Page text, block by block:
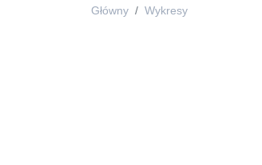
Główny Wykresy